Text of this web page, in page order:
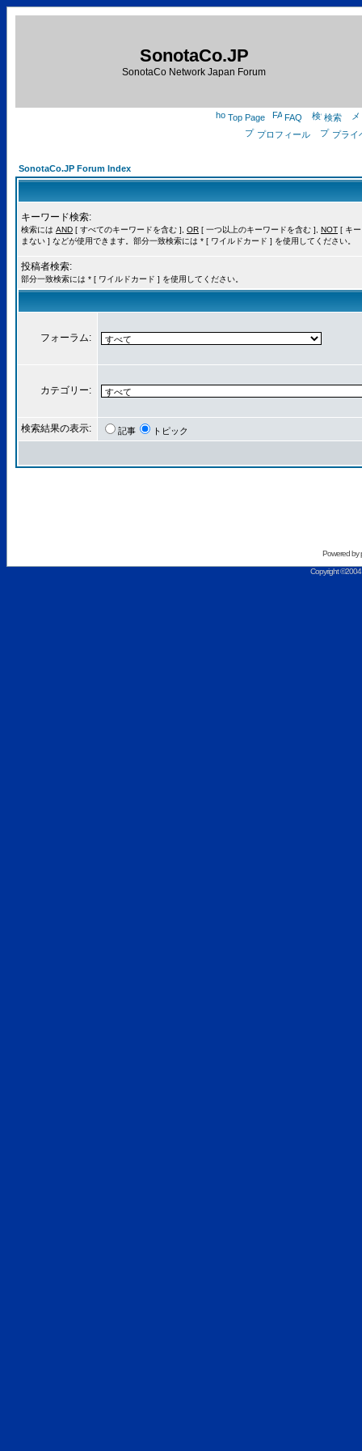
SonotaCo.JP
SonotaCo Network Japan Forum
Top Page FAQ
検索
プロフィール
プライ
SonotaCo.JP Forum Index
キーワード検索:
検索には AND [ すべてのキーワードを含む ], OR [ 一つ以上のキーワードを含む ], NOT [ キ
まない ] などが使用できます。部分一致検索には * [ ワイルドカード ] を使用してください。
投稿者検索:
部分一致検索には * [ ワイルドカード ] を使用してください。
フォーラム:
カテゴリー:
検索結果の表示: 記事 トピック
Powered by
Copyright ©2004